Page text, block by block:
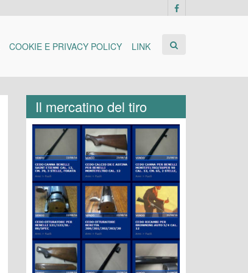
COOKIE E PRIVACY POLICY LINK
Il mercatino del tiro